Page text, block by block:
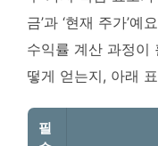
금’과 ‘현재 주가’
수익률 계산 과정이
떻게 얻는지, 아래
필